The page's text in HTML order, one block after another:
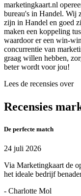
marketingkaart.nl
bureau's in Handel. Wij
zijn in Handel en goed
maken een koppeling
waardoor er een win-
concurrentie van
graag willen hebben,
beter wordt voor jou!
Lees de recensies over
Recensies
De perfecte match
24 juli 2026
Via Marketingkaart de
het ideale bedrijf
- Charlotte Mol